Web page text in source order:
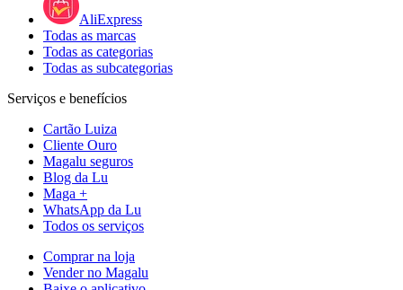
AliExpress
Todas as marcas
Todas as categorias
Todas as subcategorias
Serviços e benefícios
Cartão Luiza
Cliente Ouro
Magalu seguros
Blog da Lu
Maga +
WhatsApp da Lu
Todos os serviços
Comprar na loja
Vender no Magalu